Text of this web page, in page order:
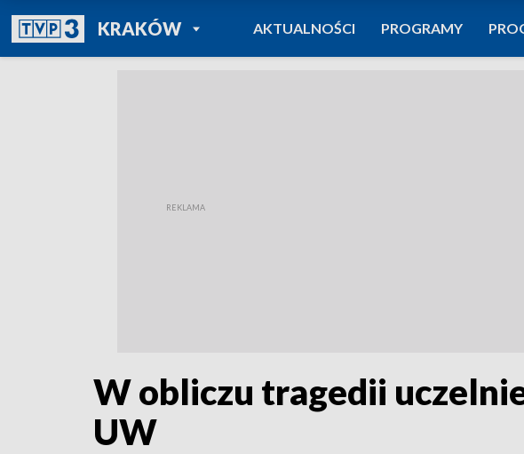
KRAKÓWPOWRÓT DO
TVP REGIONY
AKTUALNOŚCI PROGRAMY
W obliczu tragedii
UW